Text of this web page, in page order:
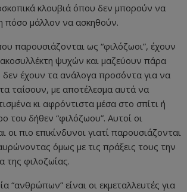
κλουβιά όπου δεν μπορούν να
πόσο μάλλον να ασκηθούν.
παρουσιάζονται ως “φιλόζωοι”, έχουν
ψυχών και μαζεύουν πάρα
δεν έχουν τα ανάλογα προσόντα για να
ταΐσουν, με αποτέλεσμα αυτά να
κι αφρόντιστα μέσα στο σπίτι ή
του δήθεν “φιλόζωου”. Αυτοί οι
οι πιο επικίνδυνοι γιατί παρουσιάζονται
όμως με τις πράξεις τους την
της φιλοζωίας.
“ανθρώπων” είναι οι εκμεταλλευτές για